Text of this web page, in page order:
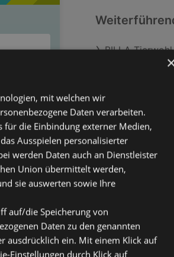
verarbeitet
BILLA
Ja! Natürlich
Clever
CATRICE
Sip & Slay
Spannleintuch
ADEG Filialen
SodaStream
mit welchen wir
Daten verarbeiten.
für die Einbindung externer Medien,
Ausspielen personalisierter
werden Daten auch an Dienstleister
Union übermittelt werden,
sie auswerten sowie Ihre
auf/die Speicherung von
Daten zu den genannten
ausdrücklich ein. Mit einem Klick auf
Einstellungen durch Klick auf